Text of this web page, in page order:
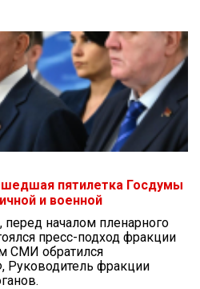
пятилетка Госдумы
и военной
началом пленарного
пресс-подход фракции
СМИ обратился
фракции